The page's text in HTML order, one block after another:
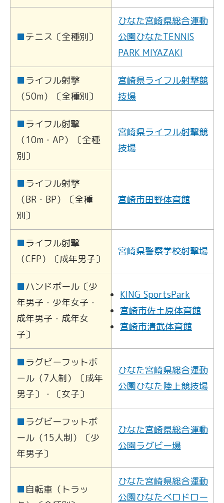
■テニス〔全種別〕
ひなた宮崎県総合運動
公園ひなたTENNIS
PARK MIYAZAKI
■ライフル射撃
（50m）〔全種別〕
宮崎県ライフル射撃競
技場
■ライフル射撃
（10m・AP）〔全種
別〕
宮崎県ライフル射撃競
技場
■ライフル射撃
（BR・BP）〔全種
別〕
宮崎市田野体育館
■ライフル射撃
（CFP）〔成年男子〕
宮崎県警察学校射撃場
■ハンドボール〔少
年男子・少年女子・
成年男子・成年女
子〕
KING SportsPark
宮崎市佐土原体育館
宮崎市清武体育館
■ラグビーフットボ
ール（7人制）〔成年
男子〕・〔女子〕
ひなた宮崎県総合運動
公園ひなた陸上競技場
■ラグビーフットボ
ール（15人制）〔少
年男子〕
ひなた宮崎県総合運動
公園ラグビー場
■自転車（トラッ
ひなた宮崎県総合運動
公園ひなたベロドロー